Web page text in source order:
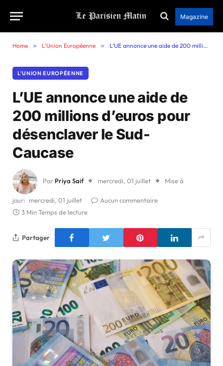
Magazine
Home » L'Union Européenne » L’UE annonce une aide de 200 millions d’euros pour désenclaver le Sud-Caucase
L'UNION EUROPÉENNE
L’UE annonce une aide de
200 millions d’euros pour
désenclaver le Sud-
Caucase
Par Priya Saif mercredi, 01 juillet Mise à
jour: mercredi, 01 juillet
Aucun commentaire
3 Min Temps de lecture
Partager